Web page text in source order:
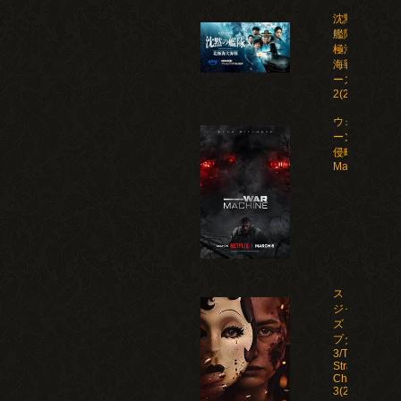
沈黙の
艦隊 北
極海大
海戦 シ
ーズン
2(2026)
ウォー・マシ
ーン: 未知な
侵略者/War
ストレン
ジャー
ズ：チャ
プター
3/The
Strangers:
Chapter
3(2026)